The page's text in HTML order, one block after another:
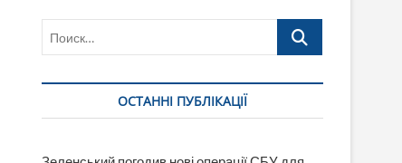
Поиск…
ОСТАННІ ПУБЛІКАЦІЇ